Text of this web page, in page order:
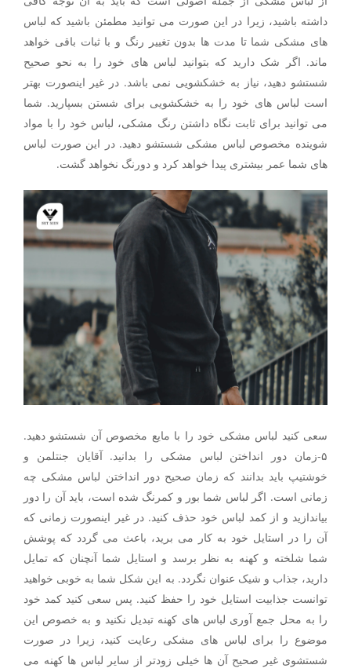
داشته باشید، زیرا در این صورت می توانید مطمئن باشید که لباس
های مشکی شما تا مدت ها بدون تغییر رنگ و با ثبات باقی خواهد
ماند‌. اگر شک دارید که بتوانید لباس های خود را به نحو صحیح
شستشو دهید، نیاز به خشکشویی نمی باشد. در غیر اینصورت بهتر
است لباس های خود را به خشکشویی برای شستن بسپارید. شما
می توانید برای ثابت نگاه داشتن رنگ مشکی، لباس خود را با مواد
شوینده مخصوص لباس مشکی شستشو دهید. در این صورت لباس
های شما عمر بیشتری پیدا خواهد کرد و دورنگ نخواهد گشت‌.
سعی کنید لباس مشکی خود را با مایع مخصوص آن شستشو دهید.
۵-زمان دور انداختن لباس مشکی را بدانید. آقایان جنتلمن و
خوشتیپ باید بدانند که زمان صحیح دور انداختن لباس مشکی چه
زمانی است. اگر لباس شما بور و کمرنگ شده است، باید آن را دور
بیاندازید و از کمد لباس خود حذف کنید. در غیر اینصورت زمانی که
آن را در استایل خود به کار می برید، باعث می گردد که پوشش
شما شلخته و کهنه به نظر برسد و استایل شما آنچنان که تمایل
دارید، جذاب و شیک عنوان نگردد. به این شکل شما به خوبی خواهید
توانست جذابیت استایل خود را حفظ کنید. پس سعی کنید کمد خود
را به محل جمع آوری لباس های کهنه تبدیل نکنید و به خصوص این
موضوع را برای لباس های مشکی رعایت کنید، زیرا در صورت
شستشوی غیر صحیح آن ها خیلی زودتر از سایر لباس ها کهنه می